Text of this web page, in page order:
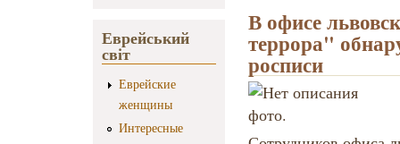
Еврейський
світ
Еврейские
женщины
Интересные
В офисе
террора"
росписи